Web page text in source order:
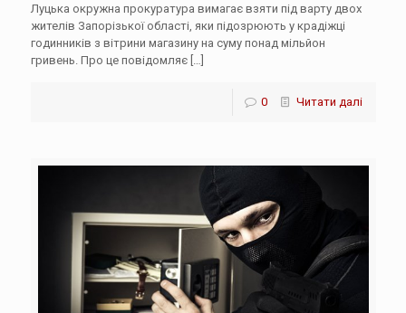
Луцька окружна прокуратура вимагає взяти під варту двох
жителів Запорізької області, яки підозрюють у крадіжці
годинників з вітрини магазину на суму понад мільйон
гривень. Про це повідомляє[…]
0 Читати далі